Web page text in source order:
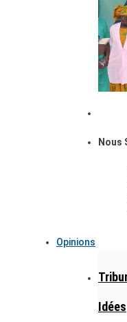
Nous
Opinions
Idées